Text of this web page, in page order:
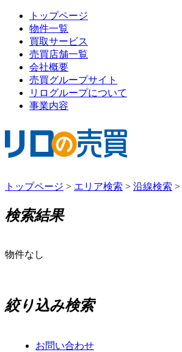
トップページ
物件一覧
買取サービス
売買店舗一覧
会社概要
売買グループサイト
リログループについて
事業内容
トップページ > エリア検索 > 沿線検索 >
検索結果
物件なし
絞り込み検索
お問い合わせ